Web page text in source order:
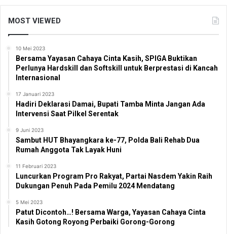
MOST VIEWED
10 Mei 2023
Bersama Yayasan Cahaya Cinta Kasih, SPIGA Buktikan
Perlunya Hardskill dan Softskill untuk Berprestasi di Kancah
Internasional
17 Januari 2023
Hadiri Deklarasi Damai, Bupati Tamba Minta Jangan Ada
Intervensi Saat Pilkel Serentak
9 Juni 2023
Sambut HUT Bhayangkara ke-77, Polda Bali Rehab Dua
Rumah Anggota Tak Layak Huni
11 Februari 2023
Luncurkan Program Pro Rakyat, Partai Nasdem Yakin Raih
Dukungan Penuh Pada Pemilu 2024 Mendatang
5 Mei 2023
Patut Dicontoh…! Bersama Warga, Yayasan Cahaya Cinta
Kasih Gotong Royong Perbaiki Gorong-Gorong